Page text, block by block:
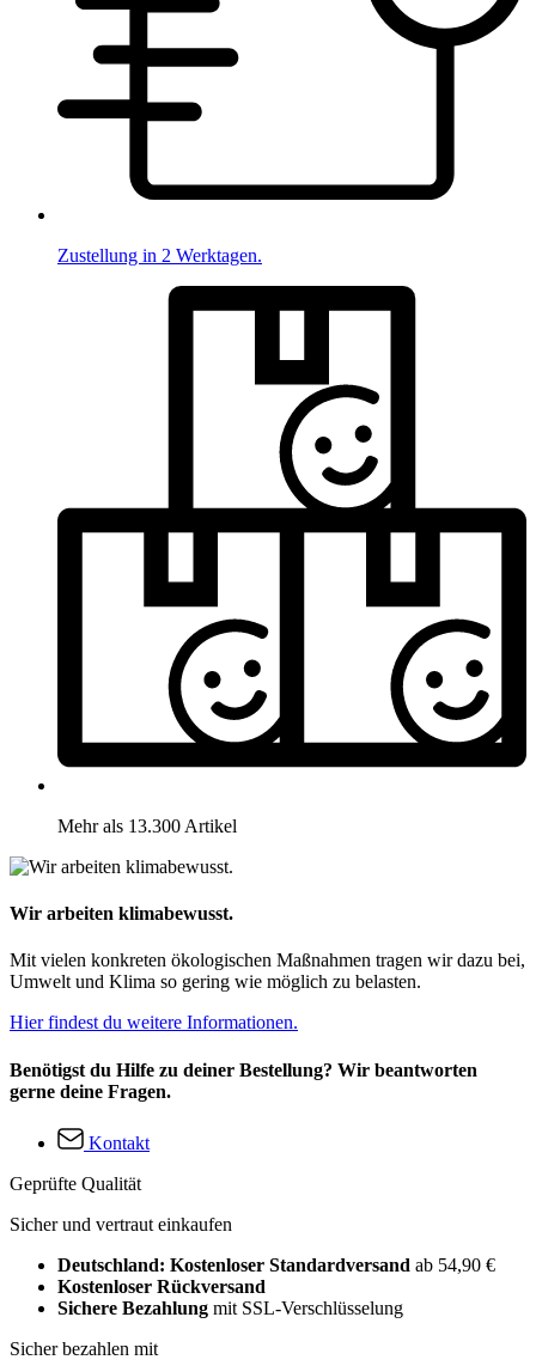
Zustellung in 2 Werktagen.
Mehr als 13.300 Artikel
Wir arbeiten klimabewusst.
Mit vielen konkreten ökologischen Maßnahmen tragen wir dazu bei,
Umwelt und Klima so gering wie möglich zu belasten.
Hier findest du weitere Informationen.
Benötigst du Hilfe zu deiner Bestellung? Wir beantworten
gerne deine Fragen.
Kontakt
Geprüfte Qualität
Sicher und vertraut einkaufen
Deutschland: Kostenloser Standardversand ab 54,90 €
Kostenloser Rückversand
Sichere Bezahlung mit SSL-Verschlüsselung
Sicher bezahlen mit